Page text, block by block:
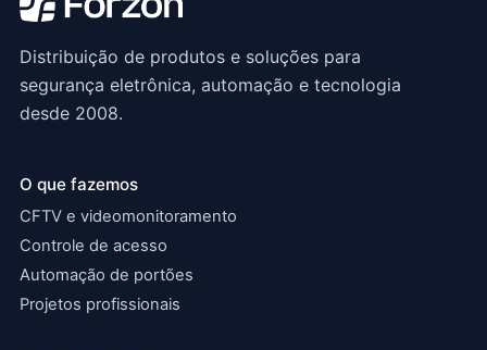
Distribuição de produtos e soluções para
segurança eletrônica, automação e tecnologia
desde 2008.
O que fazemos
CFTV e videomonitoramento
Controle de acesso
Automação de portões
Projetos profissionais